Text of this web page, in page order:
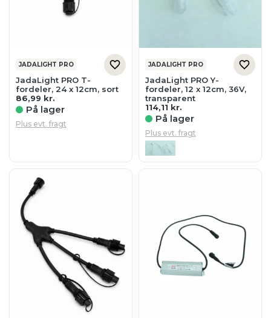
JADALIGHT PRO
JadaLight PRO T-
fordeler, 24 x 12cm, sort
86,99 kr.
På lager
Plus evt. fragt
JADALIGHT PRO
JadaLight PRO Y-
fordeler, 12 x 12cm, 36V,
transparent
114,11 kr.
På lager
Plus evt. fragt